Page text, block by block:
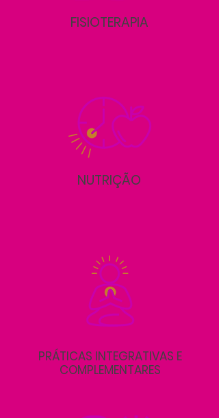
FISIOTERAPIA
NUTRIÇÃO
PRÁTICAS INTEGRATIVAS E
COMPLEMENTARES